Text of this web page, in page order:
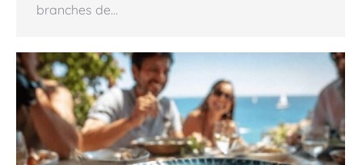
branches de…